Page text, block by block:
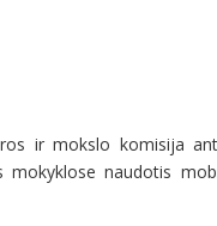
ir mokslo komisija
mokyklose naudotis